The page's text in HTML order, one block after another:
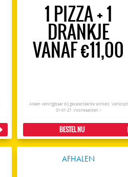
1 PIZZA + 1
DRANKJE
VANAF €11,00
Alleen verkrijgbaar bij geselecteerde winkels. Verloopt
01-01-27. Voorwaarden >
BESTEL NU
AFHALEN